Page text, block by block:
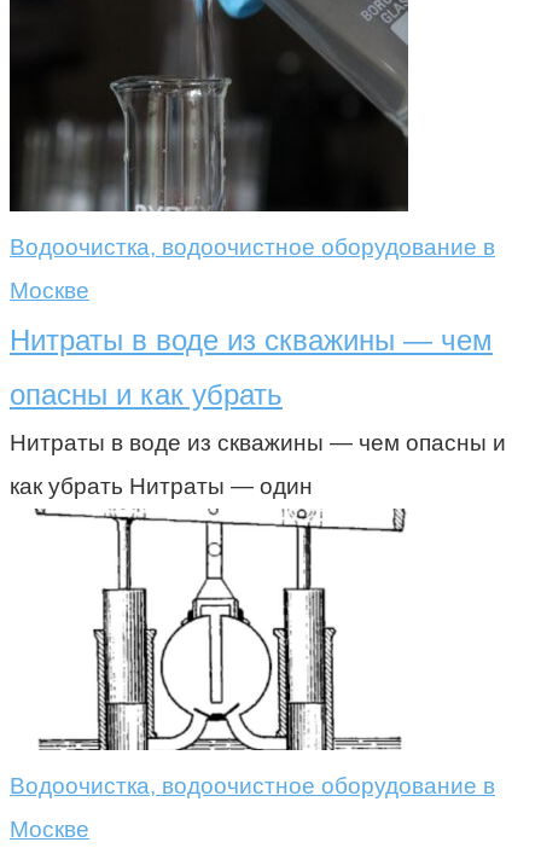
Водоочистка, водоочистное оборудование в
Москве
Нитраты в воде из скважины — чем
опасны и как убрать
Нитраты в воде из скважины — чем опасны и
как убрать Нитраты — один
Водоочистка, водоочистное оборудование в
Москве